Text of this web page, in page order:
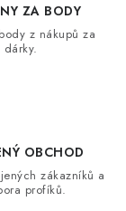
ZA BODY
z nákupů za
dárky.
OBCHOD
zákazníků a
profíků.